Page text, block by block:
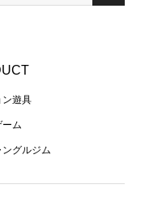
ン遊具
ーム
ングルジム